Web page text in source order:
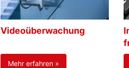
Videoüberwachung
Mehr erfahren »